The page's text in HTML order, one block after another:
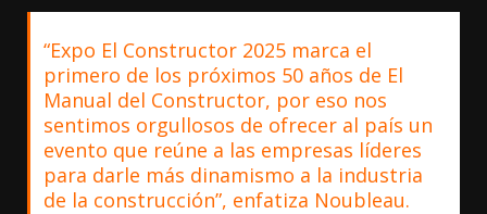
“Expo El Constructor 2025 marca el
primero de los próximos 50 años de El
Manual del Constructor, por eso nos
sentimos orgullosos de ofrecer al país un
evento que reúne a las empresas líderes
para darle más dinamismo a la industria
de la construcción”, enfatiza Noubleau.